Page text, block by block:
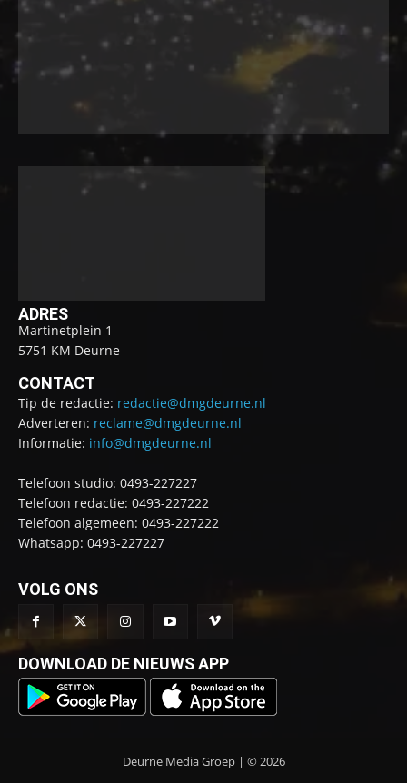
ADRES
Martinetplein 1
5751 KM Deurne
CONTACT
Tip de redactie: redactie@dmgdeurne.nl
Adverteren: reclame@dmgdeurne.nl
Informatie: info@dmgdeurne.nl
Telefoon studio: 0493-227227
Telefoon redactie: 0493-227222
Telefoon algemeen: 0493-227222
Whatsapp: 0493-227227
VOLG ONS
DOWNLOAD DE NIEUWS APP
Deurne Media Groep | © 2026